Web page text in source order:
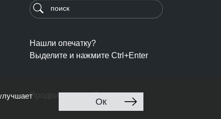
Нашли опечатку?
Выделите и нажмите Ctrl+Enter
Продвижение сайта: Ingate
Ок